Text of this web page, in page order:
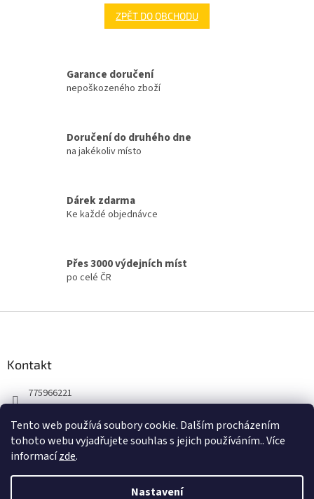
Tento web používá soubory cookie. Dalším procházením
tohoto webu vyjadřujete souhlas s jejich používáním.. Více
informacízde.
Nastavení
ZPĚT DO OBCHODU
Garance doručení
nepoškozeného zboží
Doručení do druhého dne
na jakékoliv místo
Dárek zdarma
Ke každé objednávce
Přes 3000 výdejních míst
po celé ČR
Kontakt
775966221
Vytvořil Shoptet